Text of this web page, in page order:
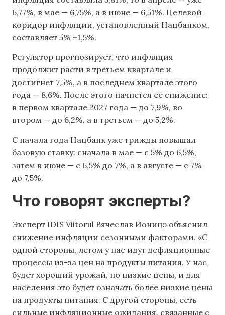
6,77%, в мае — 6,75%, а в июне — 6,51%. Целевой
коридор инфляции, установленный Нацбанком,
составляет 5% ±1,5%.
Регулятор прогнозирует, что инфляция
продолжит расти в третьем квартале и
достигнет 7,5%, а в последнем квартале этого
года — 8,6%. После этого начнется ее снижение:
в первом квартале 2027 года — до 7,9%, во
втором — до 6,2%, а в третьем — до 5,2%.
С начала года Нацбанк уже трижды повышал
базовую ставку: сначала в мае — с 5% до 6,5%,
затем в июне — с 6,5% до 7%, а в августе — с 7%
до 7,5%.
Что говорят эксперты?
Эксперт IDIS Viitorul Вячеслав Ионицэ объяснил
снижение инфляции сезонными факторами. «С
одной стороны, летом у нас идут дефляционные
процессы из-за цен на продукты питания. У нас
будет хороший урожай, но низкие цены, и для
населения это будет означать более низкие цены
на продукты питания. С другой стороны, есть
сильные инфляционные ожидания, связанные с